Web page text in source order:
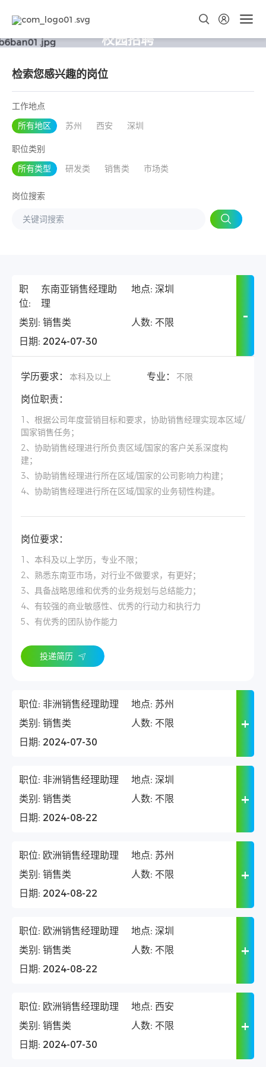
校园招聘
检索您感兴趣的岗位
工作地点
所有地区
苏州 西安 深圳
职位类别
所有类型
研发类 销售类 市场类
岗位搜索
职
位:
东南亚销售经理助
理
地点: 深圳
类别: 销售类 人数: 不限
日期: 2024-07-30
学历要求： 本科及以上 专业： 不限
岗位职责：
1、根据公司年度营销目标和要求，协助销售经理实现本区域/
国家销售任务；
2、协助销售经理进行所负责区域/国家的客户关系深度构
建；
3、协助销售经理进行所在区域/国家的公司影响力构建；
4、协助销售经理进行所在区域/国家的业务韧性构建。
岗位要求：
1、本科及以上学历，专业不限；
2、熟悉东南亚市场，对行业不做要求，有更好；
3、具备战略思维和优秀的业务规划与总结能力；
4、有较强的商业敏感性、优秀的行动力和执行力
5、有优秀的团队协作能力
投递简历
职位: 非洲销售经理助理 地点: 苏州
类别: 销售类 人数: 不限
日期: 2024-07-30
职位: 非洲销售经理助理 地点: 深圳
类别: 销售类 人数: 不限
日期: 2024-08-22
职位: 欧洲销售经理助理 地点: 苏州
类别: 销售类 人数: 不限
日期: 2024-08-22
职位: 欧洲销售经理助理 地点: 深圳
类别: 销售类 人数: 不限
日期: 2024-08-22
职位: 欧洲销售经理助理 地点: 西安
类别: 销售类 人数: 不限
日期: 2024-07-30